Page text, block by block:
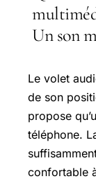
Un son
Le volet
de son
propose
téléphone.
confortable